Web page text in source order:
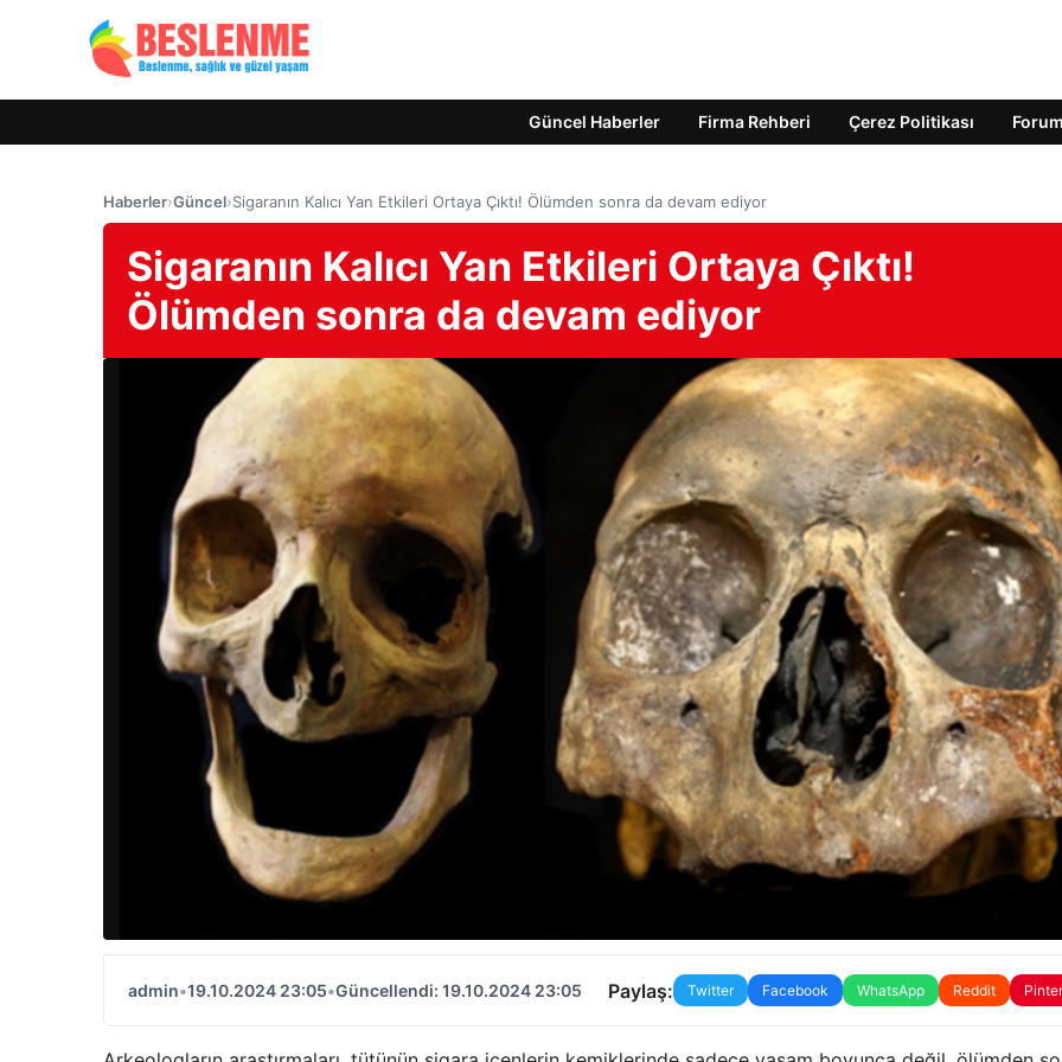
Güncel Haberler Firma Rehberi Çerez Politikası Forum
Haberler›Güncel›Sigaranın Kalıcı Yan Etkileri Ortaya Çıktı! Ölümden sonra da devam ediyor
Sigaranın Kalıcı Yan Etkileri Ortaya Çıktı!
Ölümden sonra da devam ediyor
admin•19.10.2024 23:05•Güncellendi: 19.10.2024 23:05 Paylaş: Twitter Facebook WhatsApp Reddit